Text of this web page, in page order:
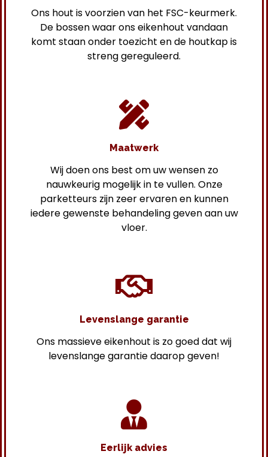
Ons hout is voorzien van het FSC-keurmerk.
De bossen waar ons eikenhout vandaan
komt staan onder toezicht en de houtkap is
streng gereguleerd.
Maatwerk
Wij doen ons best om uw wensen zo
nauwkeurig mogelijk in te vullen. Onze
parketteurs zijn zeer ervaren en kunnen
iedere gewenste behandeling geven aan uw
vloer.
Levenslange garantie
Ons massieve eikenhout is zo goed dat wij
levenslange garantie daarop geven!
Eerlijk advies